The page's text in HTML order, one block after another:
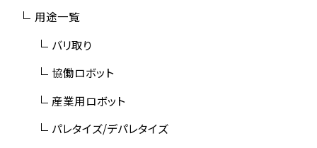
用途一覧
バリ取り
協働ロボット
産業用ロボット
パレタイズ/デパレタイズ